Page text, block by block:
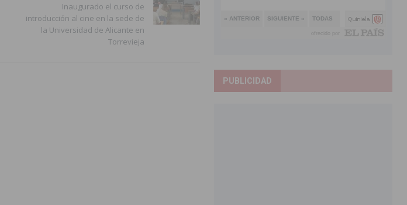
Inaugurado el curso de
introducción al cine en la sede de
la Universidad de Alicante en
Torrevieja
PUBLICIDAD